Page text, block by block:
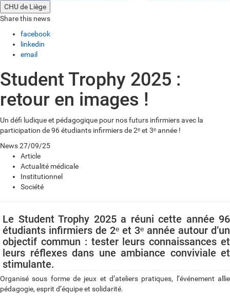
CHU de Liège
Share this news
facebook
linkedin
email
Student Trophy 2025 :
retour en images !
Un défi ludique et pédagogique pour nos futurs infirmiers avec la
participation de 96 étudiants infirmiers de 2ᵉ et 3ᵉ année !
News27/09/25
Article
Actualité médicale
Institutionnel
Société
Le Student Trophy 2025 a réuni cette année 96
étudiants infirmiers de 2ᵉ et 3ᵉ année autour d’un
objectif commun : tester leurs connaissances et
leurs réflexes dans une ambiance conviviale et
stimulante.
Organisé sous forme de jeux et d’ateliers pratiques, l’événement allie
pédagogie, esprit d’équipe et solidarité.